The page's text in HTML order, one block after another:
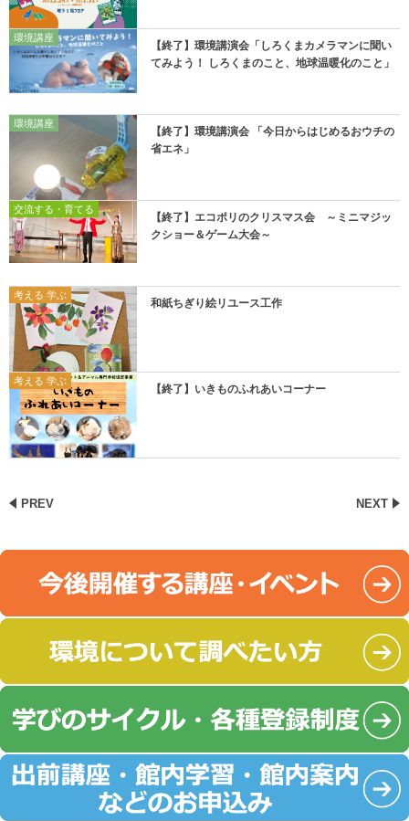
環境講座
【終了】環境講演会「しろくまカメラマンに聞い
てみよう！ しろくまのこと、地球温暖化のこと」
環境講座
【終了】環境講演会 「今日からはじめるおウチの
省エネ」
交流する・育てる
【終了】エコポリのクリスマス会 ～ミニマジッ
クショー＆ゲーム大会～
考える 学ぶ
和紙ちぎり絵リユース工作
考える 学ぶ
【終了】いきものふれあいコーナー
PREV NEXT